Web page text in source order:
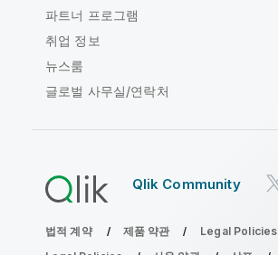
파트너 프로그램
취업 정보
뉴스룸
글로벌 사무실/연락처
Qlik Community
법적 계약 제품 약관
Legal Policies